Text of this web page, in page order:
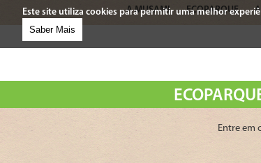
Este site utiliza cookies para permitir uma melhor
Saber Mais
A MUSAMI ECOPARQUE
Entre em